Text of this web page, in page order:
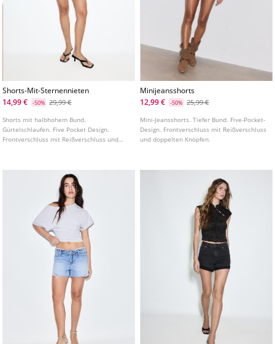
Shorts-Mit-Sternennieten
14,99 €
-50% 29,99 €
Shorts mit halbhohem Bund.
Gürtelschlaufen. Five Pocket Design.
Frontverschluss mit Reißverschluss und
Minijeansshorts
12,99 €
-50% 25,99 €
Mini-Jeansshorts. Tiefer Bund. Five-Pocket-
Design. Frontverschluss mit Reißverschluss
und doppelten Knöpfen.